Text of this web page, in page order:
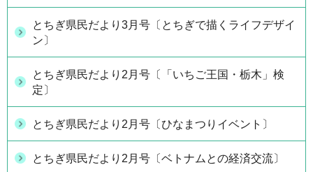
とちぎ県民だより3月号〔とちぎで描くライフデザイ
ン〕
とちぎ県民だより2月号〔「いちご王国・栃木」検
定〕
とちぎ県民だより2月号〔ひなまつりイベント〕
とちぎ県民だより2月号〔ベトナムとの経済交流〕